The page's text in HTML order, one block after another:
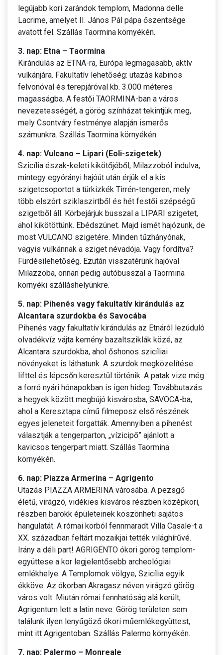
legújabb kori zarándok templom, Madonna delle
Lacrime, amelyet II. János Pál pápa őszentsége
avatott fel. Szállás Taormina környékén.
3. nap: Etna – Taormina
Kirándulás az ETNA-ra, Európa legmagasabb, aktív
vulkánjára. Fakultatív lehetőség: utazás kabinos
felvonóval és terepjáróval kb. 3.000 méteres
magasságba. A festői TAORMINA-ban a város
nevezetességét, a görög színházat tekintjük meg,
mely Csontváry festménye alapján ismerős
számunkra. Szállás Taormina környékén.
4. nap: Vulcano – Lipari (Eoli-szigetek)
Szicília észak-keleti kikötőjéből, Milazzoból indulva,
mintegy egyórányi hajóút után érjük el a kis
szigetcsoportot a türkizkék Tirrén-tengeren, mely
több elszórt sziklaszirtből és hét festői szépségű
szigetből áll. Körbejárjuk busszal a LIPARI szigetet,
ahol kikötöttünk. Ebédszünet. Majd ismét hajózunk, de
most VULCANO szigetére. Minden tűzhányónak,
vagyis vulkánnak a sziget névadója. Vagy fordítva?
Fürdésilehetőség. Ezután visszatérünk hajóval
Milazzoba, onnan pedig autóbusszal a Taormina
környéki szálláshelyünkre.
5. nap: Pihenés vagy fakultatív kirándulás az
Alcantara szurdokba és Savocába
Pihenés vagy fakultatív kirándulás az Etnáról lezúduló
olvadékvíz vájta kemény bazaltsziklák közé, az
Alcantara szurdokba, ahol őshonos szicíliai
növényeket is láthatunk. A szurdok megközelítése
lifttel és lépcsőn keresztül történik. A patak vize még
a forró nyári hónapokban is igen hideg. Továbbutazás
a hegyek között megbújó kisvárosba, SAVOCA-ba,
ahol a Keresztapa című filmeposz első részének
egyes jeleneteit forgatták. Amennyiben a pihenést
választják a tengerparton, „vízicipő” ajánlott a
kavicsos tengerpart miatt. Szállás Taormina
környékén.
6. nap: Piazza Armerina – Agrigento
Utazás PIAZZA ARMERINA városába. A pezsgő
életű, virágzó, vidékies kisváros részben középkori,
részben barokk épületeinek köszönheti sajátos
hangulatát. A római korból fennmaradt Villa Casale-t a
XX. században feltárt mozaikjai tették világhírűvé.
Irány a déli part! AGRIGENTO ókori görög templom-
együttese a kor legjelentősebb archeológiai
emlékhelye. A Templomok völgye, Szicília egyik
ékköve. Az ókorban Akragasz néven virágzó görög
város volt. Miután római fennhatóság alá került,
Agrigentum lett a latin neve. Görög területen sem
találunk ilyen lenyűgöző ókori műemlékegyüttest,
mint itt Agrigentoban. Szállás Palermo környékén.
7. nap: Palermo – Monreale